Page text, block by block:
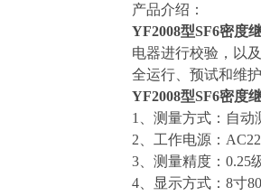
产品介绍：
YF2008型SF6密度
电器进行校验，以
全运行、预试和维
YF2008型SF6密度
1、测量方式：自动
2、工作电源：
3、测量精度：0.25
4、显示方式：8寸